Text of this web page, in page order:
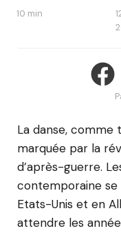
10 min
La danse, comme
marquée par la
d’après-guerre.
contemporaine se
Etats-Unis et en
attendre les